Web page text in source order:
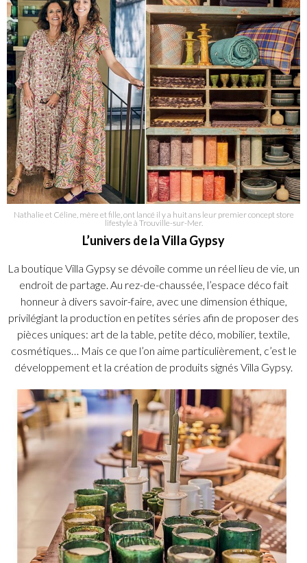
Nathalie et Céline, mère et fille, ont lancé il y a huit ans leur premier concept store
lifestyle à Trouville-sur-Mer.
L’univers de la Villa Gypsy
La boutique Villa Gypsy se dévoile comme un réel lieu de vie, un
endroit de partage. Au rez-de-chaussée, l’espace déco fait
honneur à divers savoir-faire, avec une dimension éthique,
privilégiant la production en petites séries afin de proposer des
pièces uniques: art de la table, petite déco, mobilier, textile,
cosmétiques… Mais ce que l’on aime particulièrement, c’est le
développement et la création de produits signés Villa Gypsy.